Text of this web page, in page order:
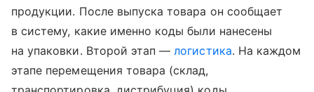
продукции. После выпуска товара он сообщает
в систему, какие именно коды были нанесены
на упаковки. Второй этап —логистика. На каждом
этапе перемещения товара (склад,